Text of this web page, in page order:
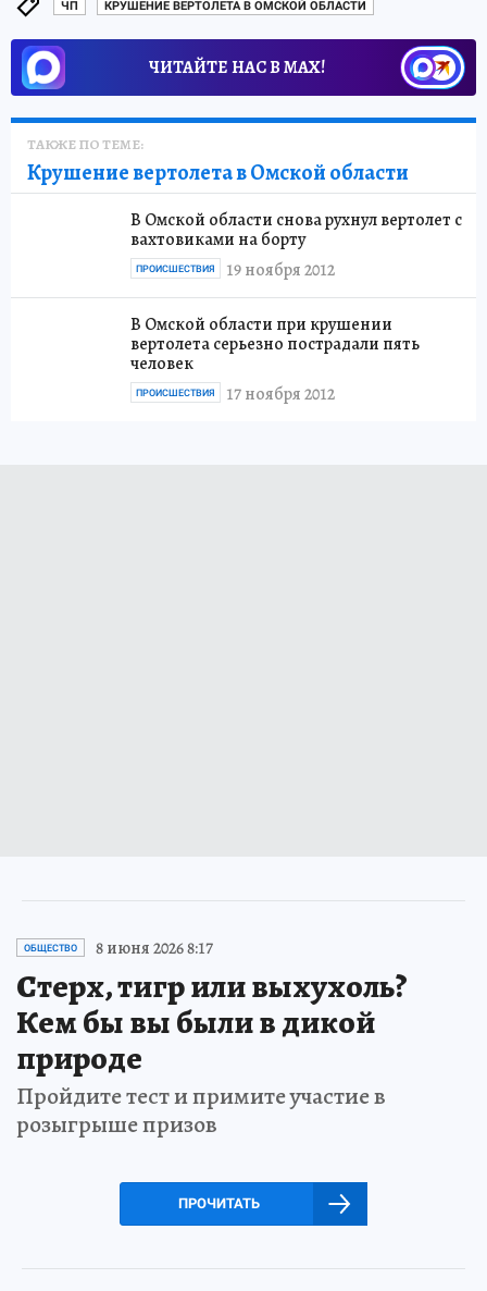
ЧП КРУШЕНИЕ ВЕРТОЛЕТА В ОМСКОЙ ОБЛАСТИ
ЧИТАЙТЕ НАС В МАХ!
ТАКЖЕ ПО ТЕМЕ:
Крушение вертолета в Омской области
В Омской области снова рухнул вертолет с
вахтовиками на борту
19 ноября 2012
ПРОИСШЕСТВИЯ
В Омской области при крушении
вертолета серьезно пострадали пять
человек
17 ноября 2012
ПРОИСШЕСТВИЯ
ОБЩЕСТВО 8 июня 2026 8:17
Стерх, тигр или выхухоль?
Кем бы вы были в дикой
природе
Пройдите тест и примите участие в
розыгрыше призов
ПРОЧИТАТЬ